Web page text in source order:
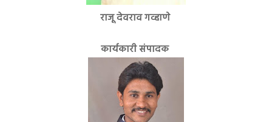
राजू देवराव गव्हाणे
कार्यकारी संपादक